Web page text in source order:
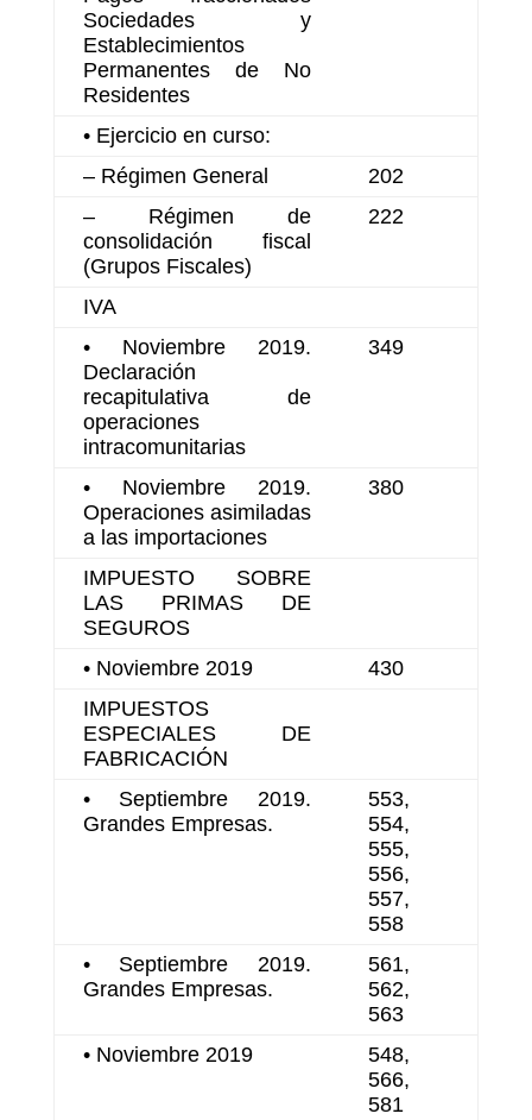
Sociedades y
Establecimientos
Permanentes de No
Residentes
• Ejercicio en curso:
– Régimen General
202
– Régimen de
consolidación fiscal
(Grupos Fiscales)
222
IVA
• Noviembre 2019.
Declaración
recapitulativa de
operaciones
intracomunitarias
349
• Noviembre 2019.
Operaciones asimiladas
a las importaciones
380
IMPUESTO SOBRE
LAS PRIMAS DE
SEGUROS
• Noviembre 2019
430
IMPUESTOS
ESPECIALES DE
FABRICACIÓN
• Septiembre 2019.
Grandes Empresas.
553,
554,
555,
556,
557,
558
• Septiembre 2019.
Grandes Empresas.
561,
562,
563
• Noviembre 2019
548,
566,
581